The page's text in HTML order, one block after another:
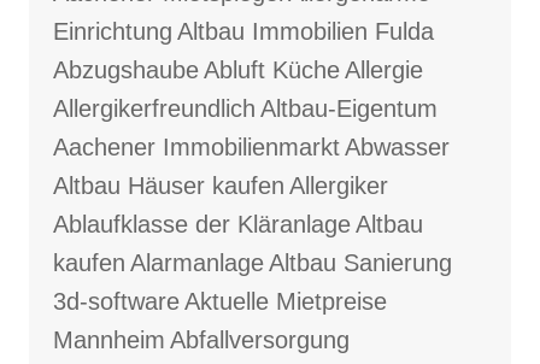
Einrichtung Altbau Immobilien Fulda
AbzugshaubeAbluft KücheAllergie
Allergikerfreundlich Altbau-Eigentum
Aachener ImmobilienmarktAbwasser
Altbau Häuser kaufen Allergiker
Ablaufklasse der KläranlageAltbau
kaufen AlarmanlageAltbau Sanierung
3d-softwareAktuelle Mietpreise
Mannheim Abfallversorgung